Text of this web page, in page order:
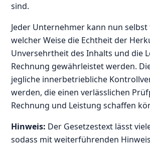
sind.
Jeder Unternehmer kann nun
welcher Weise die Echtheit der
Unversehrtheit des Inhalts und die
Rechnung gewährleistet werden.
jegliche innerbetriebliche
werden, die einen verlässlichen
Rechnung und Leistung schaffen
Hinweis: Der Gesetzestext lässt
sodass mit weiterführenden